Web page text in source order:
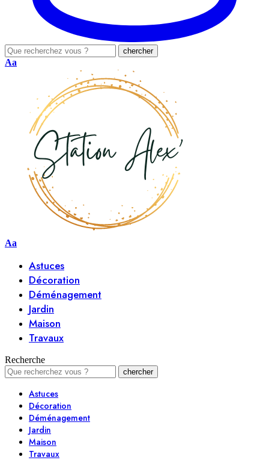
Aa
Aa
Astuces
Décoration
Déménagement
Jardin
Maison
Travaux
Recherche
Astuces
Décoration
Déménagement
Jardin
Maison
Travaux